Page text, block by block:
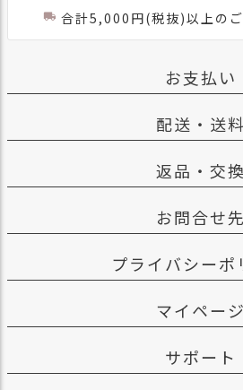
合計5,000円(税抜)以上の
お支払い
配送・送料
返品・交換
お問合せ先
プライバシーポ
マイページ
サポート